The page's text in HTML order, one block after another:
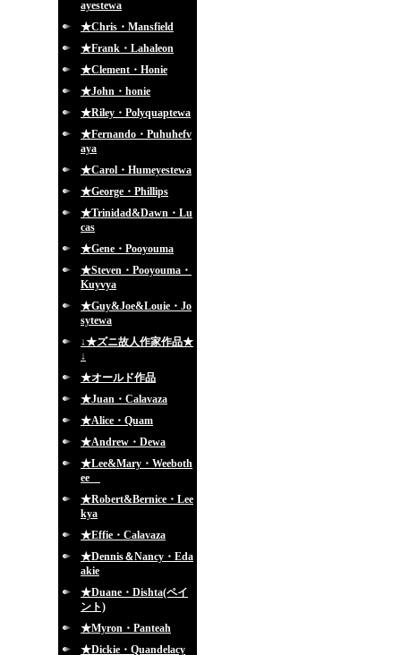
ayestewa
★Chris・Mansfield
★Frank・Lahaleon
★Clement・Honie
★John・honie
★Riley・Polyquaptewa
★Fernando・Puhuhefv
aya
★Carol・Humeyestewa
★George・Phillips
★Trinidad&Dawn・Lu
cas
★Gene・Pooyouma
★Steven・Pooyouma・
Kuyvya
★Guy&Joe&Louie・Jo
sytewa
↓★ズニ故人作家作品★
↓
★オールド作品
★Juan・Calavaza
★Alice・Quam
★Andrew・Dewa
★Lee&Mary・Weeboth
ee
★Robert&Bernice・Lee
kya
★Effie・Calavaza
★Dennis＆Nancy・Eda
akie
★Duane・Dishta(ペイ
ント)
★Myron・Panteah
★Dickie・Quandelacy